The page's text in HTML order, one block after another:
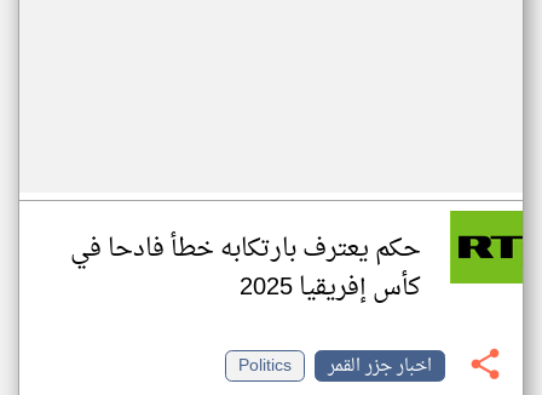
حكم يعترف بارتكابه خطأ فادحا في
كأس إفريقيا 2025
اخبار جزر القمر
Politics